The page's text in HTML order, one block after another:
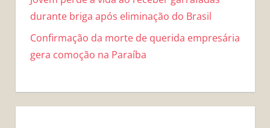
durante briga após eliminação do Brasil
Confirmação da morte de querida empresária
gera comoção na Paraíba